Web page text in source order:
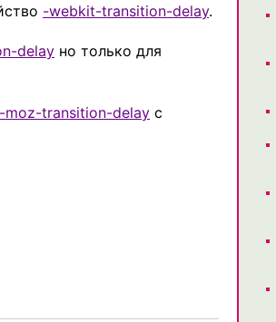
-webkit-transition-delay.
delay но только для
-moz-transition-delay с